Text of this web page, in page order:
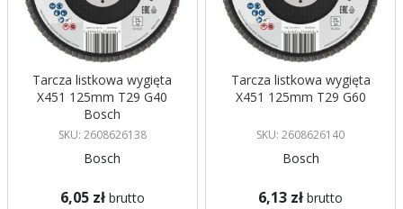
Tarcza listkowa wygięta
X451 125mm T29 G40
Bosch
SKU: 2608626138
Bosch
6,05 zł brutto
Tarcza listkowa wygięta
X451 125mm T29 G60
SKU: 2608626140
Bosch
6,13 zł brutto